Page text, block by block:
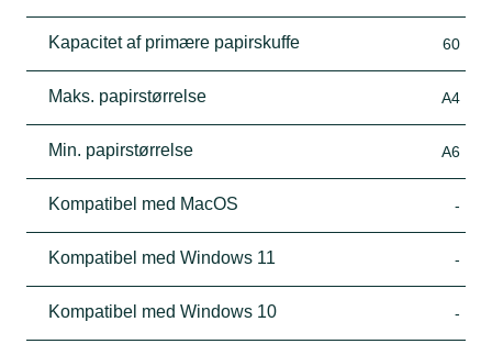
Kapacitet af primære papirskuffe 60
Maks. papirstørrelse A4
Min. papirstørrelse A6
Kompatibel med MacOS -
Kompatibel med Windows 11 -
Kompatibel med Windows 10 -